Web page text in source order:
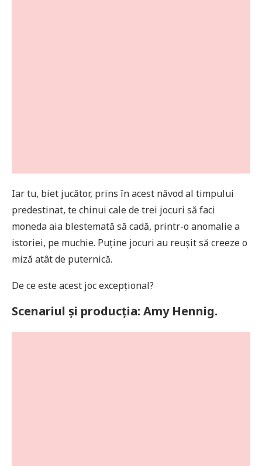
Iar tu, biet jucător, prins în acest năvod al timpului
predestinat, te chinui cale de trei jocuri să faci
moneda aia blestemată să cadă, printr-o anomalie a
istoriei, pe muchie. Puține jocuri au reușit să creeze o
miză atât de puternică.
De ce este acest joc excepțional?
Scenariul și producția: Amy Hennig.